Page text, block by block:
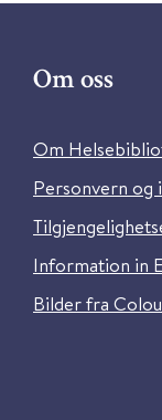
Om oss
Om
Personvern og
Information in
Bilder fra